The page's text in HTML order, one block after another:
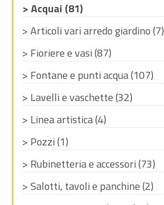
> Acquai (81)
> Articoli vari arredo giardino (7)
> Fioriere e vasi (87)
> Fontane e punti acqua (107)
> Lavelli e vaschette (32)
> Linea artistica (4)
> Pozzi (1)
> Rubinetteria e accessori (73)
> Salotti, tavoli e panchine (2)